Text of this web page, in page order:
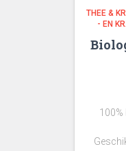
THEE &
- EN